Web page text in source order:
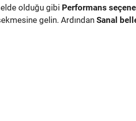
olduğu gibi Performans
gelin. Ardından Sanal